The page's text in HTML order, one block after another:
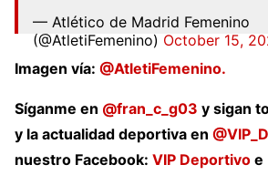
— Atlético de Madrid Femenino
(@AtletiFemenino) October 15,
Imagen vía: @AtletiFemenino.
Síganme en @fran_c_g03 y sigan
y la actualidad deportiva en
nuestro Facebook: VIP Deportivo e